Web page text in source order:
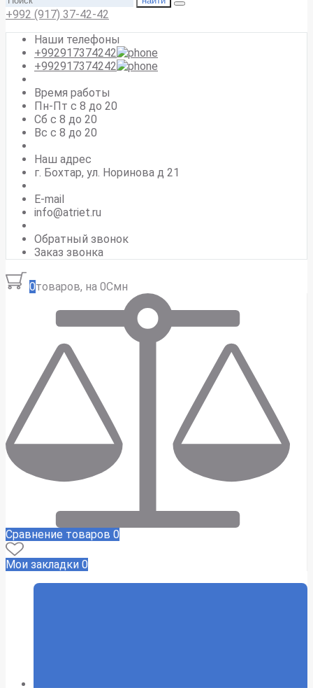
+992 (917) 37-42-42
Наши телефоны
+992917374242
+992917374242
Время работы
Пн-Пт с 8 до 20
Сб с 8 до 20
Вс c 8 до 20
Наш адрес
г. Бохтар, ул. Норинова д 21
E-mail
info@atriet.ru
Обратный звонок
Заказ звонка
0товаров, на 0Смн
Сравнение товаров 0
Мои закладки 0